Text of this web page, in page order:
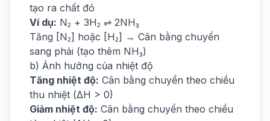
tạo ra chất đó
Ví dụ: N₂ + 3H₂ ⇌ 2NH₃
Tăng [N₂] hoặc [H₂] → Cân bằng chuyển
sang phải (tạo thêm NH₃)
b) Ảnh hưởng của nhiệt độ
Tăng nhiệt độ: Cân bằng chuyển theo chiều
thu nhiệt (ΔH > 0)
Giảm nhiệt độ: Cân bằng chuyển theo chiều